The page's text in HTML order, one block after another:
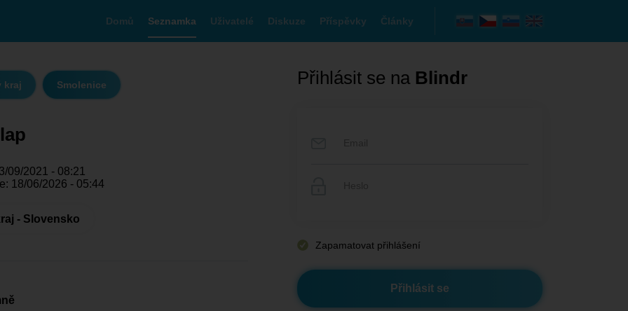
Domů Seznamka Uživatelé Diskuze Příspěvky Články
kraj Smolenice
09/2021 - 08:21
18/06/2026 - 05:44
- Slovensko
Přihlásit se na Blindr
Zapamatovat přihlášení